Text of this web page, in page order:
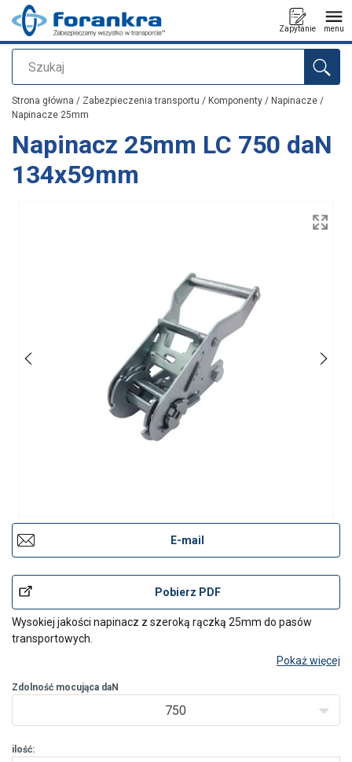
Szukaj
Zapytanie menu
Dodano do zapytania
Strona główna / Zabezpieczenia transportu / Komponenty / Napinacze /
Napinacze 25mm
Napinacz 25mm LC 750 daN
134x59mm
E-mail
Pobierz PDF
Wysokiej jakości napinacz z szeroką rączką 25mm do pasów
transportowych.
Pokaż więcej
Zdolność mocująca daN
750
ilość: